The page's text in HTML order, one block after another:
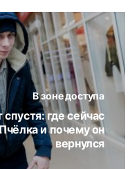
В зоне доступа
где сейчас
и почему он
вернулся